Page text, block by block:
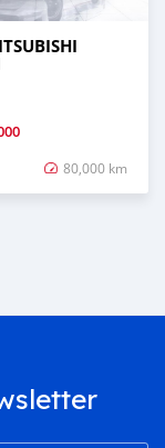
80,000 km